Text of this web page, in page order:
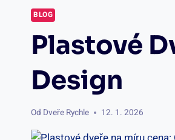
BLOG
Plastové
Design
Od Dveře Rychle 12. 1. 2026